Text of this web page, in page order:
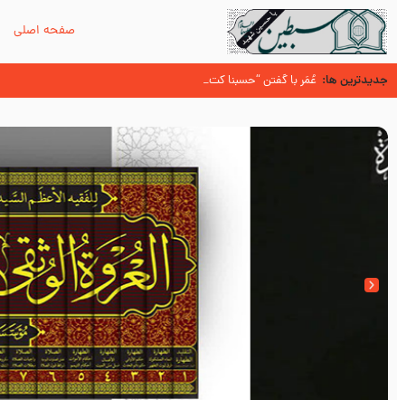
صفحه اصلی
جدیدترین ها: عُمَر با گفتن “حسبنا كتاب اللّه ” به مخالفت با رسول اللّه برخاست
سوزدل جا مانده‌ای از زیارت اربعین
آیا میدانید اولین زائران مزار مطهر امام حسین (علیه السلام) چه کسانی